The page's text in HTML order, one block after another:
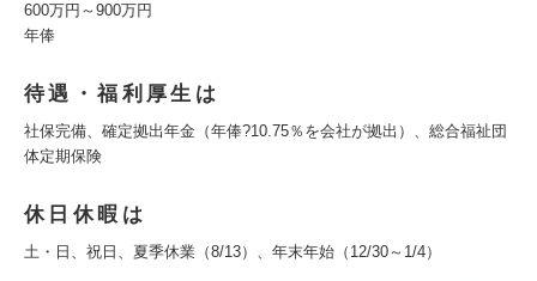
600万円～900万円
年俸
待遇・福利厚生は
社保完備、確定拠出年金（年俸?10.75％を会社が拠出）、総合福祉団
体定期保険
休日休暇は
土・日、祝日、夏季休業（8/13）、年末年始（12/30～1/4）